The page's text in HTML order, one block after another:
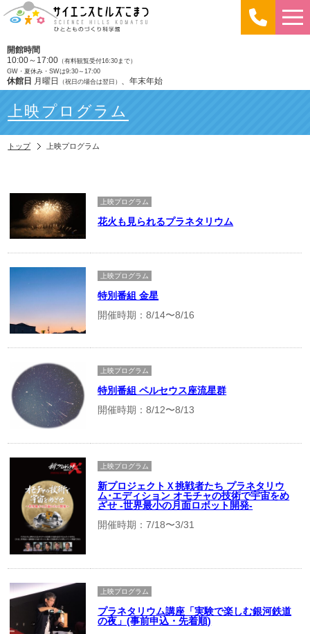
開館時間
10:00～17:00 （有料観覧受付16:30まで）
GW・夏休み・SWは9:30～17:00
休館日 月曜日 （祝日の場合は翌日） 、年末年始
上映プログラム
トップ 上映プログラム
上映プログラム
花火も見られるプラネタリウム
上映プログラム
特別番組 金星
開催時期：8/14〜8/16
上映プログラム
特別番組 ペルセウス座流星群
開催時期：8/12〜8/13
上映プログラム
新プロジェクトＸ挑戦者たち プラネタリウ
ム･エディション オモチャの技術で宇宙をめ
ざせ -世界最小の月面ロボット開発-
開催時期：7/18〜3/31
上映プログラム
プラネタリウム講座「実験で楽しむ銀河鉄道
の夜」(事前申込・先着順)